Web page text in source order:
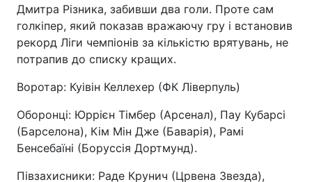
Дмитра Різника, забивши два голи. Проте сам
голкіпер, який показав вражаючу гру і встановив
рекорд Ліги чемпіонів за кількістю врятувань, не
потрапив до списку кращих.
Воротар: Куівін Келлехер (ФК Ліверпуль)
Оборонці: Юррієн Тімбер (Арсенал), Пау Кубарсі
(Барселона), Кім Мін Дже (Баварія), Рамі
Бенсебаїні (Боруссія Дортмунд).
Півзахисники: Раде Крунич (Црвена Звезда),